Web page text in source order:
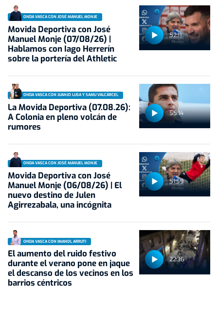
52:11
ONDA VASCA CON JOSÉ MANUEL MONJE
Movida Deportiva con José
Manuel Monje (07/08/26) |
Hablamos con Iago Herrerín
sobre la portería del Athletic
55:14
ONDA VASCA CON JUANJO LUSA Y SAMU VALCÁRCEL
La Movida Deportiva (07.08.26):
A Colonia en pleno volcán de
rumores
51:59
ONDA VASCA CON JOSÉ MANUEL MONJE
Movida Deportiva con José
Manuel Monje (06/08/26) | El
nuevo destino de Julen
Agirrezabala, una incógnita
22:36
ONDA VASCA CON IMANOL ARRUTI
El aumento del ruido festivo
durante el verano pone en jaque
el descanso de los vecinos en los
barrios céntricos